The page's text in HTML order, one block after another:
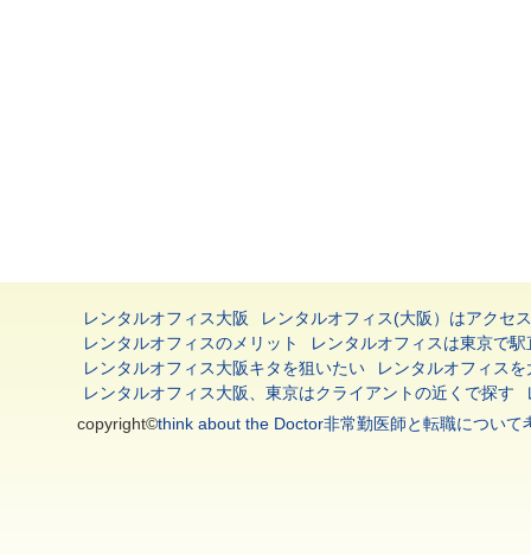
レンタルオフィス大阪
レンタルオフィス(大阪）はアクセ
レンタルオフィスのメリット
レンタルオフィスは東京で駅
レンタルオフィス大阪キタを狙いたい
レンタルオフィス
レンタルオフィス大阪、東京はクライアントの近くで探す
copyright©think about the Doctor非常勤医師と転職について